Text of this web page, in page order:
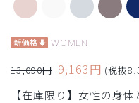
WOMEN
13,090円 9,163円 (税抜
【在庫限り】女性の身